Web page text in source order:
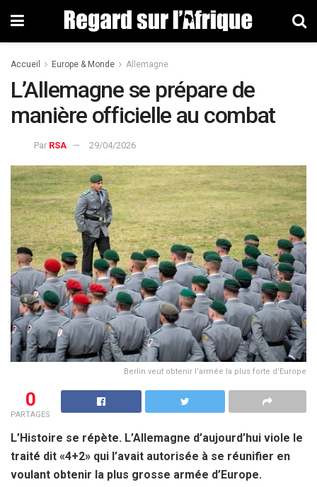
Accueil Europe & Monde Allemagne
L’Allemagne se prépare de
manière officielle au combat
Par RSA 29/04/2026
Berlin veut obtenir l’armée la plus forte d’Europe
0
PARTAGES
L’Histoire se répète. L’Allemagne d’aujourd’hui viole le
traité dit «4+2» qui l’avait autorisée à se réunifier en
voulant obtenir la plus grosse armée d’Europe.